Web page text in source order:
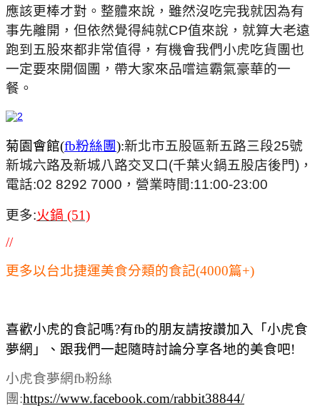
應該更棒才對。整體來說，雖然沒吃完我就因為有
事先離開，但依然覺得純就CP值來說，就算大老遠
跑到五股來都非常值得，有機會我們小虎吃貨團也
一定要來開個團，帶大家來品嚐這霸氣豪華的一
餐。
菊園會館(fb粉絲團):新北市五股區新五路三段25號
新城六路及新城八路交叉口(千葉火鍋五股店後門)，
電話:02 8292 7000，營業時間:11:00-23:00
更多:火鍋 (51)
//
更多以台北捷運美食分類的食記(4000篇+)
喜歡小虎的食記嗎?有fb的朋友請按讚加入「小虎食
夢網」、跟我們一起隨時討論分享各地的美食吧!
小虎食夢網fb粉絲
團:https://www.facebook.com/rabbit38844/